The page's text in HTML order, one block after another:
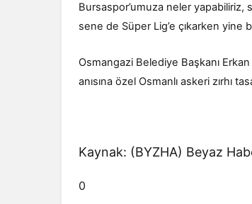
Bursaspor’umuza neler
sene de Süper Lig’e çıkarken yine
Osmangazi Belediye Başkanı
anısına özel Osmanlı askeri zırhı
Kaynak: (BYZHA) Beyaz
0